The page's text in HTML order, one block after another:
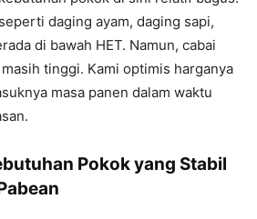
daging ayam, daging sapi,
di bawah HET. Namun, cabai
tinggi. Kami optimis harganya
masa panen dalam waktu
Pokok yang Stabil